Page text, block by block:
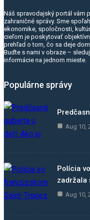
Náš spravodajský portál vám
zahraničné správy. Sme
ekonomike, spoločnosti,
cieľom je poskytovať
prehľad o tom, čo sa deje
Buďte s nami v obraze –
informácie na jednom mieste.
Populárne správy
Aug 10,
Polícia
zadržala
Aug 10,